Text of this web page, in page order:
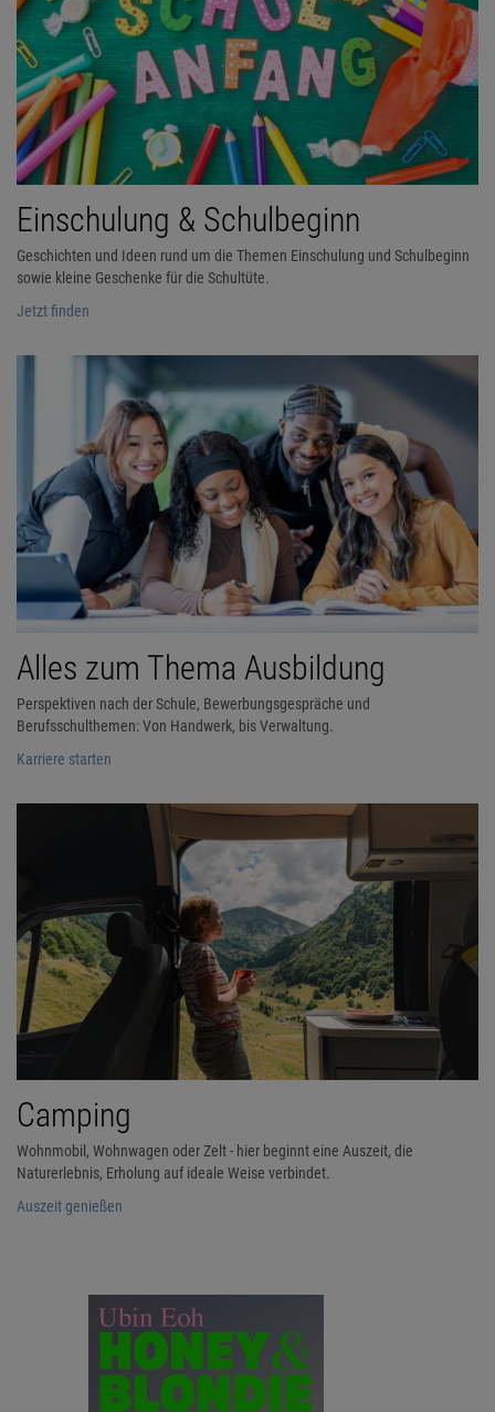
Einschulung & Schulbeginn
Geschichten und Ideen rund um die Themen Einschulung und Schulbeginn
sowie kleine Geschenke für die Schultüte.
Jetzt finden
Alles zum Thema Ausbildung
Perspektiven nach der Schule, Bewerbungsgespräche und
Berufsschulthemen: Von Handwerk, bis Verwaltung.
Karriere starten
Camping
Wohnmobil, Wohnwagen oder Zelt - hier beginnt eine Auszeit, die
Naturerlebnis, Erholung auf ideale Weise verbindet.
Auszeit genießen